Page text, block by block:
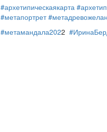
#архетипическаякарта
#метапортрет
#метамандала2022